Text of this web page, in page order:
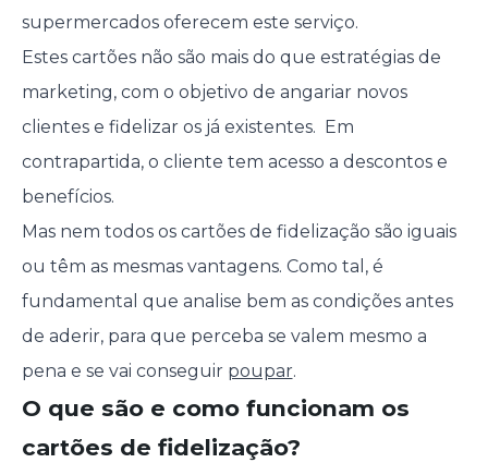
supermercados oferecem este serviço.
Estes cartões não são mais do que estratégias de
marketing, com o objetivo de angariar novos
clientes e fidelizar os já existentes. Em
contrapartida, o cliente tem acesso a descontos e
benefícios.
Mas nem todos os cartões de fidelização são iguais
ou têm as mesmas vantagens. Como tal, é
fundamental que analise bem as condições antes
de aderir, para que perceba se valem mesmo a
pena e se vai conseguir poupar.
O que são e como funcionam os
cartões de fidelização?